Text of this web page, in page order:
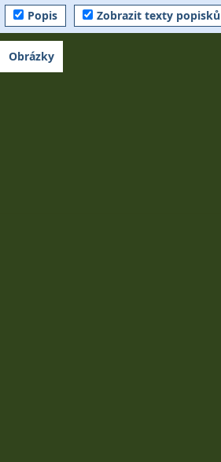
Popis Zobrazit texty popisků
Obrázky